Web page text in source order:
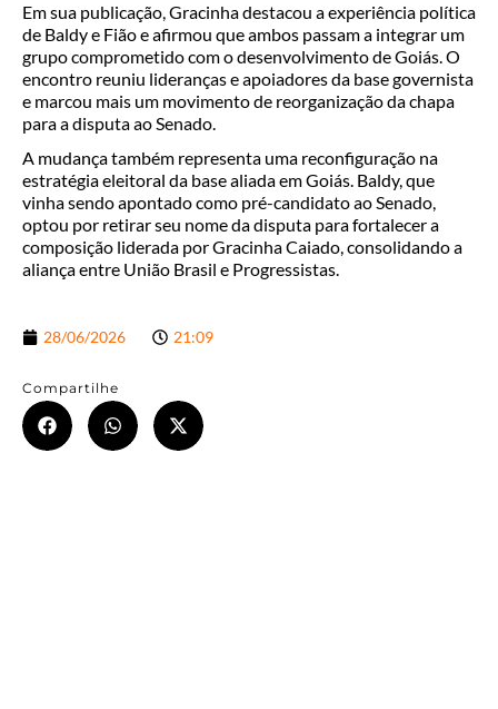
Em sua publicação, Gracinha destacou a experiência política
de Baldy e Fião e afirmou que ambos passam a integrar um
grupo comprometido com o desenvolvimento de Goiás. O
encontro reuniu lideranças e apoiadores da base governista
e marcou mais um movimento de reorganização da chapa
para a disputa ao Senado.
A mudança também representa uma reconfiguração na
estratégia eleitoral da base aliada em Goiás. Baldy, que
vinha sendo apontado como pré-candidato ao Senado,
optou por retirar seu nome da disputa para fortalecer a
composição liderada por Gracinha Caiado, consolidando a
aliança entre União Brasil e Progressistas.
28/06/2026 21:09
Compartilhe